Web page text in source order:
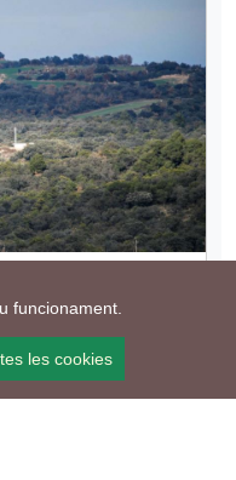
funcionament.
les cookies